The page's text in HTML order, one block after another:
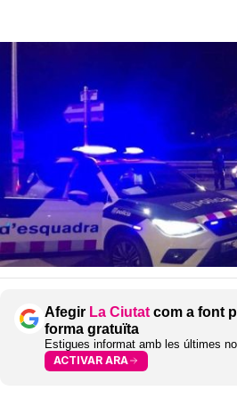
Afegir La Ciutat com a font
forma gratuïta
Estigues informat amb les últimes
ACTIVAR ARA